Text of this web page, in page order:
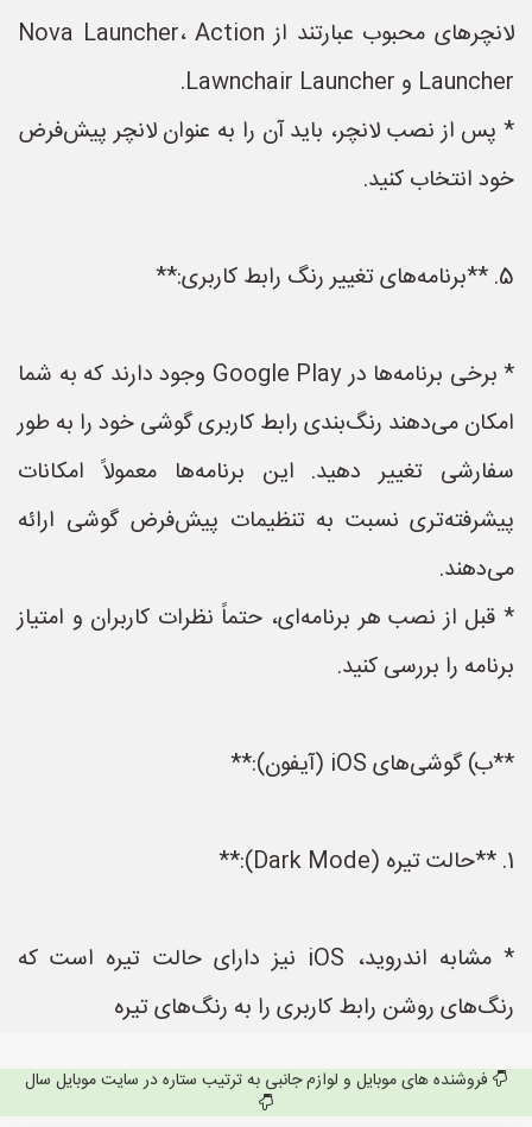
لانچرهای محبوب عبارتند از Nova Launcher، Action
Launcher و Lawnchair Launcher.
* پس از نصب لانچر، باید آن را به عنوان لانچر پیش‌فرض
خود انتخاب کنید.
5. **برنامه‌های تغییر رنگ رابط کاربری:**
* برخی برنامه‌ها در Google Play وجود دارند که به شما
امکان می‌دهند رنگ‌بندی رابط کاربری گوشی خود را به طور
سفارشی تغییر دهید. این برنامه‌ها معمولاً امکانات
پیشرفته‌تری نسبت به تنظیمات پیش‌فرض گوشی ارائه
می‌دهند.
* قبل از نصب هر برنامه‌ای، حتماً نظرات کاربران و امتیاز
برنامه را بررسی کنید.
**ب) گوشی‌های iOS (آیفون):**
1. **حالت تیره (Dark Mode):**
* مشابه اندروید، iOS نیز دارای حالت تیره است که
رنگ‌های روشن رابط کاربری را به رنگ‌های تیره
فروشنده های موبایل و لوازم جانبی به ترتیب ستاره در سایت موبایل سال